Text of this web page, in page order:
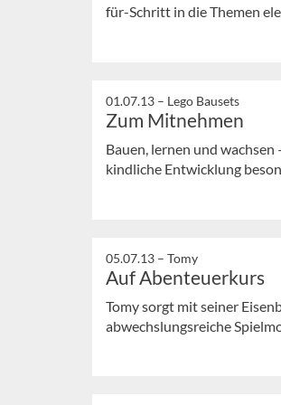
für-Schritt in die Themen
01.07.13 – Lego Bausets
Zum Mitnehmen
Bauen, lernen und
kindliche Entwicklung
05.07.13 – Tomy
Auf Abenteuerkurs
Tomy sorgt mit seiner
abwechslungsreiche